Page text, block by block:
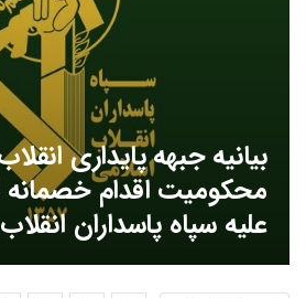
بیانیه جبهه پایداری
محکومیت اقدام خصمانه
علیه سپاه پاسداران